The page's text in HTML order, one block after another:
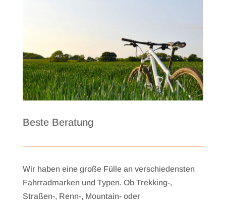
Beste Beratung
Wir haben eine große Fülle an verschiedensten
Fahrradmarken und Typen. Ob Trekking-,
Straßen-, Renn-, Mountain- oder